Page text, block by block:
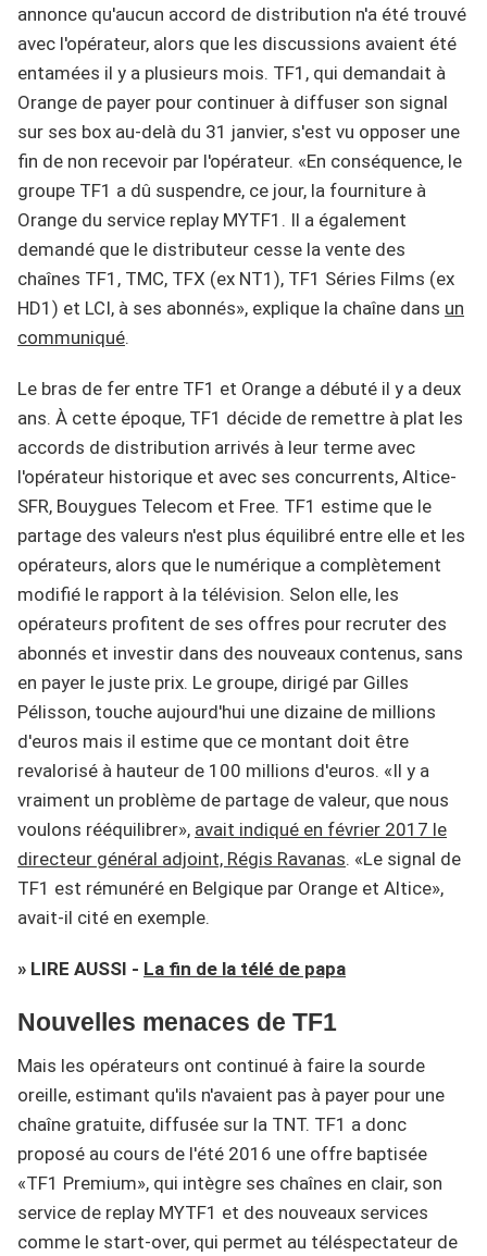
annonce qu'aucun accord de distribution n'a été trouvé
avec l'opérateur, alors que les discussions avaient été
entamées il y a plusieurs mois. TF1, qui demandait à
Orange de payer pour continuer à diffuser son signal
sur ses box au-delà du 31 janvier, s'est vu opposer une
fin de non recevoir par l'opérateur. «En conséquence, le
groupe TF1 a dû suspendre, ce jour, la fourniture à
Orange du service replay MYTF1. Il a également
demandé que le distributeur cesse la vente des
chaînes TF1, TMC, TFX (ex NT1), TF1 Séries Films (ex
HD1) et LCI, à ses abonnés», explique la chaîne dans un
communiqué.
Le bras de fer entre TF1 et Orange a débuté il y a deux
ans. À cette époque, TF1 décide de remettre à plat les
accords de distribution arrivés à leur terme avec
l'opérateur historique et avec ses concurrents, Altice-
SFR, Bouygues Telecom et Free. TF1 estime que le
partage des valeurs n'est plus équilibré entre elle et les
opérateurs, alors que le numérique a complètement
modifié le rapport à la télévision. Selon elle, les
opérateurs profitent de ses offres pour recruter des
abonnés et investir dans des nouveaux contenus, sans
en payer le juste prix. Le groupe, dirigé par Gilles
Pélisson, touche aujourd'hui une dizaine de millions
d'euros mais il estime que ce montant doit être
revalorisé à hauteur de 100 millions d'euros. «Il y a
vraiment un problème de partage de valeur, que nous
voulons rééquilibrer», avait indiqué en février 2017 le
directeur général adjoint, Régis Ravanas. «Le signal de
TF1 est rémunéré en Belgique par Orange et Altice»,
avait-il cité en exemple.
» LIRE AUSSI - La fin de la télé de papa
Nouvelles menaces de TF1
Mais les opérateurs ont continué à faire la sourde
oreille, estimant qu'ils n'avaient pas à payer pour une
chaîne gratuite, diffusée sur la TNT. TF1 a donc
proposé au cours de l'été 2016 une offre baptisée
«TF1 Premium», qui intègre ses chaînes en clair, son
service de replay MYTF1 et des nouveaux services
comme le start-over, qui permet au téléspectateur de